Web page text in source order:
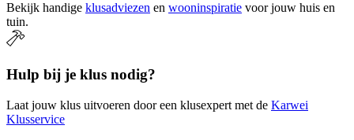
Bekijk handige klusadviezen en wooninspiratie voor jouw huis en
tuin.
Hulp bij je klus nodig?
Laat jouw klus uitvoeren door een klusexpert met de Karwei
Klusservice